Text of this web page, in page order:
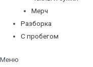
Мерч
Разборка
С пробегом
Меню